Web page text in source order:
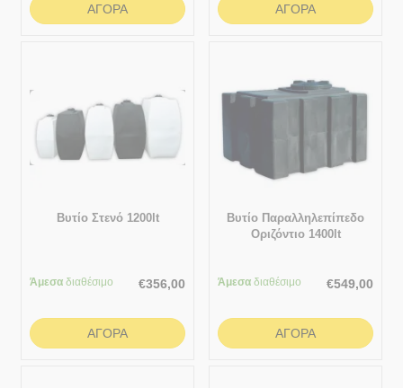
ΑΓΟΡΆ ΑΓΟΡΆ
Βυτίο Στενό 1200lt
Άμεσα διαθέσιμο €356,00
ΑΓΟΡΆ
Βυτίο Παραλληλεπίπεδο
Οριζόντιο 1400lt
Άμεσα διαθέσιμο €549,00
ΑΓΟΡΆ